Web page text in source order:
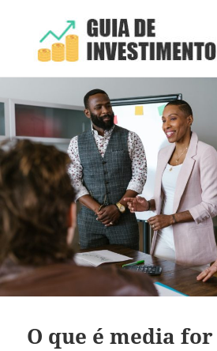
Guia de Investimento
O que é media